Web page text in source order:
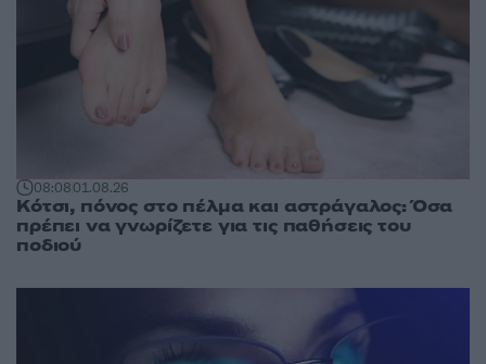
08:0801.08.26
Κότσι, πόνος στο πέλμα και αστράγαλος: Όσα
πρέπει να γνωρίζετε για τις παθήσεις του
ποδιού